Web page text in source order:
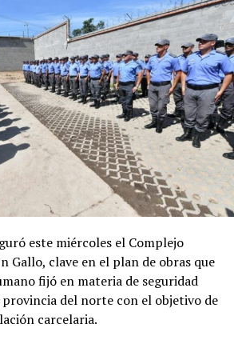
este miércoles el Complejo
Gallo, clave en el plan de obras que
fijó en materia de seguridad
del norte con el objetivo de
carcelaria.